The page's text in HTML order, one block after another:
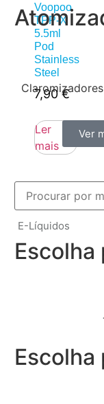
Claromizadores
Ver
E-Líquidos
Escolha
Voopoo
TPP-X
5.5ml
Pod
Stainless
Steel
7,90€
Ler
mais